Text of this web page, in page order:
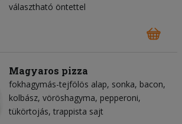
választható öntettel
Magyaros pizza
fokhagymás-tejfölös alap sonka bacon
kolbász vöröshagyma pepperoni
tükörtojás trappista sajt